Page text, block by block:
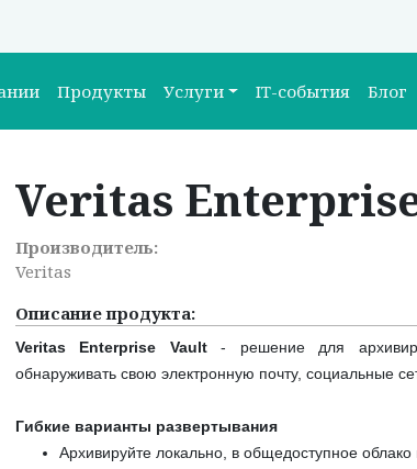
Продукты Услуги IT-события Блог
Veritas
Производитель:
Veritas
Описание продукта:
Veritas Enterprise Vault- решение для
обнаруживать свою электронную почту, социальные
Гибкие варианты развертывания
Архивируйте локально, в общедоступное